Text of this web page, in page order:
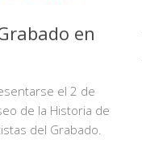
en
el 2 de
de la Historia de
del Grabado.